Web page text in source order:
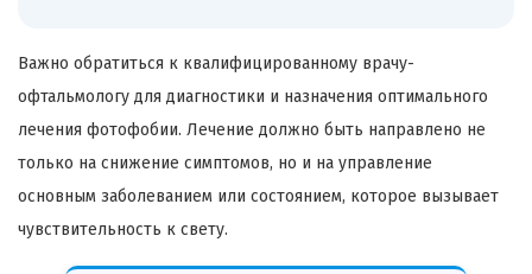
Важно обратиться к квалифицированному врачу-
офтальмологу для диагностики и назначения оптимального
лечения фотофобии. Лечение должно быть направлено не
только на снижение симптомов, но и на управление
основным заболеванием или состоянием, которое вызывает
чувствительность к свету.